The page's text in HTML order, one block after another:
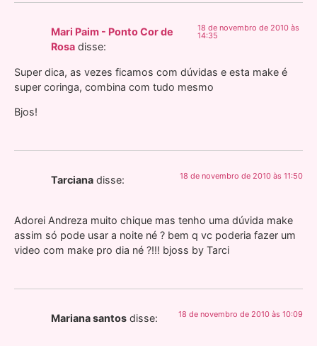
Mari Paim - Ponto Cor de
Rosa disse:
18 de novembro de 2010 às
14:35
Super dica, as vezes ficamos com dúvidas e esta make é
super coringa, combina com tudo mesmo
Bjos!
Tarciana disse: 18 de novembro de 2010 às 11:50
Adorei Andreza muito chique mas tenho uma dúvida make
assim só pode usar a noite né ? bem q vc poderia fazer um
video com make pro dia né ?!!! bjoss by Tarci
Mariana santos disse: 18 de novembro de 2010 às 10:09